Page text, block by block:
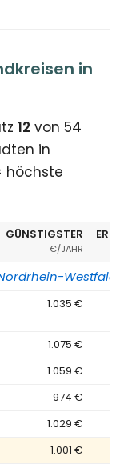
in
12 von 54
in
höchste
GÜNSTIGSTER
€/JAHR
1.035 €
1.075 €
1.059 €
974 €
1.029 €
1.001 €